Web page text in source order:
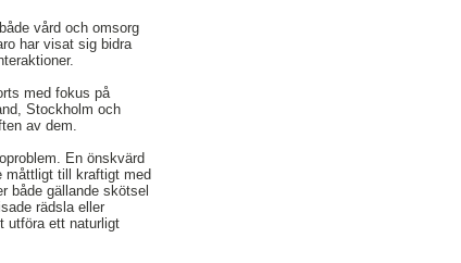
vård och omsorg
har visat sig bidra
med fokus på
Stockholm och
av dem.
En önskvärd
måttligt till kraftigt med
både gällande skötsel
rädsla eller
utföra ett naturligt